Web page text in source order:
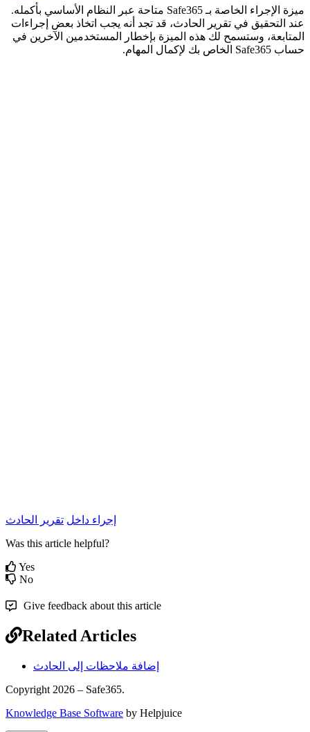
ميزة الإجراء الخاصة بـ Safe365 متاحة عبر النظام الأساسي بأكمله.
عند التحقيق في تقرير الحادث، قد تجد أنه يجب اتخاذ بعض إجراءات
المتابعة، وستسمح لك هذه الميزة بإخطار المستخدمين الآخرين في
حساب Safe365 الخاص بك لإكمال المهام.
إجراء داخل تقرير الحادث
Was this article helpful?
Yes
No
Give feedback about this article
Related Articles
إضافة ملاحظات إلى الحادث
Copyright 2026 – Safe365.
Knowledge Base Software by Helpjuice